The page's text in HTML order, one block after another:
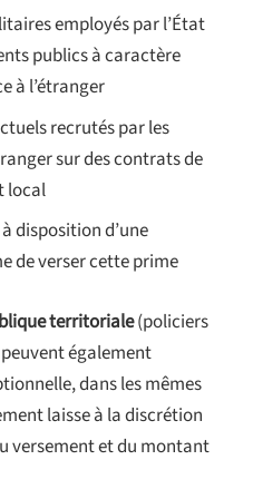
employés par l’État
publics à caractère
à l’étranger
recrutés par les
sur des contrats de
local
disposition d’une
de verser cette prime
territoriale(policiers
également
dans les mêmes
laisse à la discrétion
versement et du montant